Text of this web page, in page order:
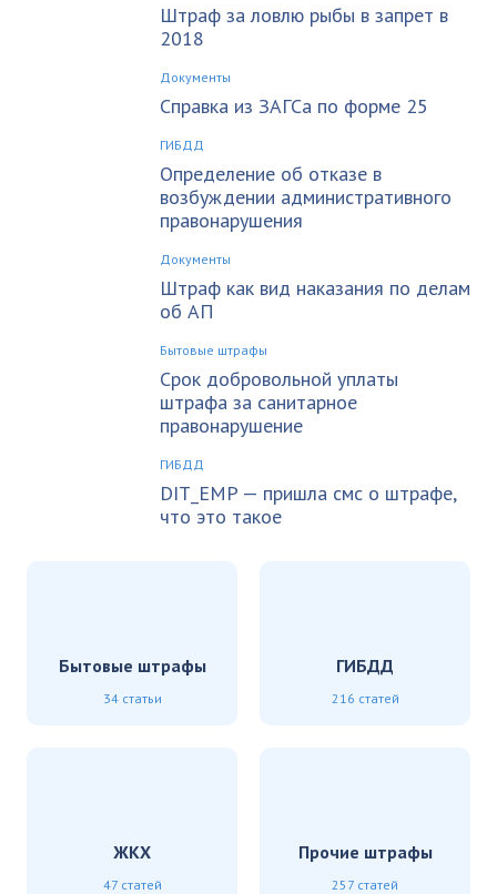
Штраф за ловлю рыбы в запрет в
2018
Документы
Справка из ЗАГСа по форме 25
ГИБДД
Определение об отказе в
возбуждении административного
правонарушения
Документы
Штраф как вид наказания по делам
об АП
Бытовые штрафы
Срок добровольной уплаты
штрафа за санитарное
правонарушение
ГИБДД
DIT_EMP — пришла смс о штрафе,
что это такое
Бытовые штрафы
34 статьи
ГИБДД
216 статей
ЖКХ
47 статей
Прочие штрафы
257 статей